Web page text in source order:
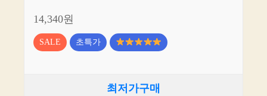
14,340원
SALE 초특가
최저가구매